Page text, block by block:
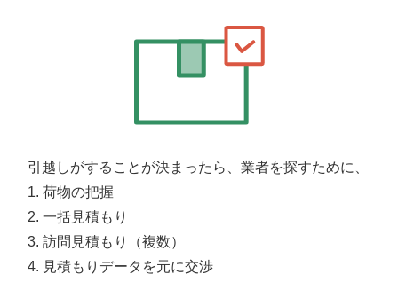
引越しがすることが決まったら、業者を探すために、
荷物の把握
一括見積もり
訪問見積もり（複数）
見積もりデータを元に交渉